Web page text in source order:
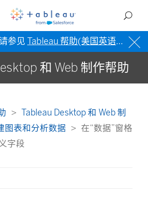
参见 Tableau 帮助(美国英语) 。
和 Web 制作帮助
Tableau Desktop 和 Web 制
图表和分析数据
在“数据”窗格
字段